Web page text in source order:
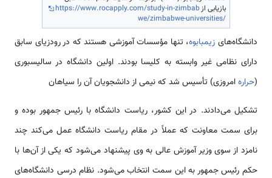
بازیابی ازhttps://www.rocapply.com/study-in-zimbab
we/zimbabwe-universities/
دانشگاه‌های زیمبابوه، تنها مؤسسات آموزشی هستند که در رودزیای سابق
دارای نظامی غیر وابسته به کلیسا بودند. اولین دانشگاه در سالیسبوری
(حرارهامروزی) تأسیس شد که نیمی از دانشجویان آن را سیاهان
تشکیل می‌دادند. در این کشور، ریاست دانشگاه با رئیس جمهور بوده و
برای سمت معاونت که عملاً در مقام ریاست دانشگاه عمل می‌کند چند
نامزد از سوی وزیر آموزش عالی به وی پیشنهاد می‌شود که یکی از آن‌ها با
حکم رئیس جمهور به این سمت انتخاب می‌شود. نظام درسی دانشگاه‌های